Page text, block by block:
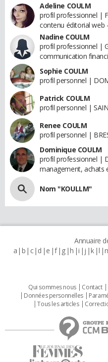
Adeline COULM
profil professionnel |
contenu éditorial web
Nadine COULM
profil professionnel |
communication
Sophie COULM
profil personnel |
Patrick COULM
profil personnel |
Renee COULM
profil personnel |
Dominique COULM
profil professionnel |
management, achats
Nom "KOULLM"
Annuaire
a b c d e f g h i j k l
Qui sommes nous Contact
Données personnelles
Tous les articles